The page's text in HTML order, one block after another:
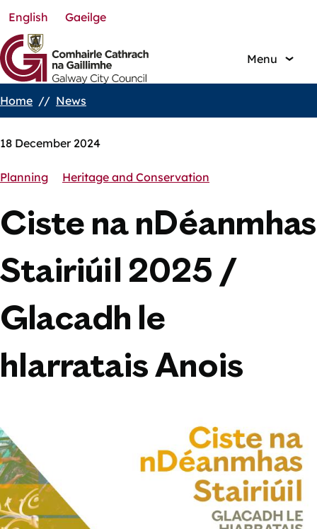
Skip
to
main
content
English Gaeilge
Menu
Breadcrumbs
Home News
18 December 2024
Planning Heritage and Conservation
Ciste na nDéanmhas
Stairiúil 2025 /
Glacadh le
hIarratais Anois